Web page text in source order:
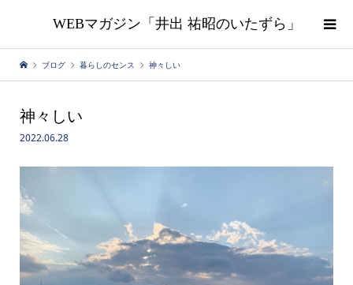
WEBマガジン「井出 祐昭のいたずら」
ブログ 暮らしのセンス 神々しい
神々しい
2022.06.28